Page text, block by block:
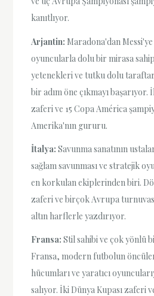
kanıtlıyor.
Arjantin: Maradona'dan
oyuncularla dolu bir mirasa
yetenekleri ve tutku dolu
bir adım öne çıkmayı başarıyor.
zaferi ve 15 Copa América
Amerika'nın gururu.
İtalya: Savunma sanatının
sağlam savunması ve stratejik
en korkulan ekiplerinden biri.
zaferi ve birçok Avrupa turnuvası
altın harflerle yazdırıyor.
Fransa: Stil sahibi ve çok yönlü
Fransa, modern futbolun
hücumları ve yaratıcı
salıyor. İki Dünya Kupası zaferi